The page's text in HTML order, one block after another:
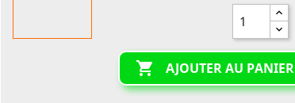
 AJOUTER AU PANIER